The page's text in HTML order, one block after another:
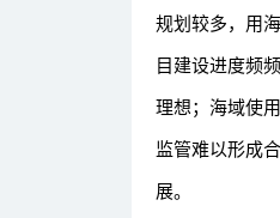
规划较多，用
目建设进度频
理想；海域使
监管难以形成
展。